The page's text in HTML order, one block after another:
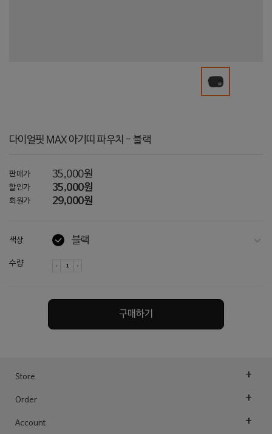
다이얼핏 MAX 아기띠 파우치 - 블랙
판매가 35,000원
할인가 35,000원
회원가 29,000원
색상
블랙
수량
구매하기
Store
Order
Account